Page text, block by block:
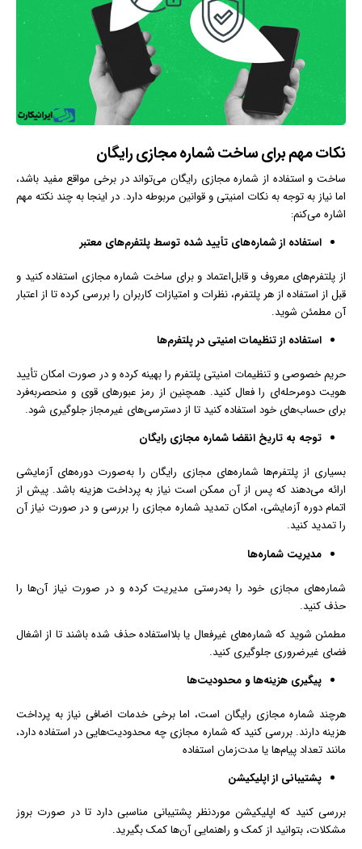
نکات مهم برای ساخت شماره مجازی رایگان
ساخت و استفاده از شماره مجازی رایگان می‌تواند در برخی مواقع مفید باشد،
اما نیاز به توجه به نکات امنیتی و قوانین مربوطه دارد. در اینجا به چند نکته مهم
اشاره می‌کنم:
استفاده از شماره‌های تأیید شده توسط پلتفرم‌های معتبر
از پلتفرم‌های معروف و قابل‌اعتماد و برای ساخت شماره مجازی استفاده کنید و
قبل از استفاده از هر پلتفرم، نظرات و امتیازات کاربران را بررسی کرده تا از اعتبار
آن مطمئن شوید.
استفاده از تنظیمات امنیتی در پلتفرم‌ها
حریم خصوصی و تنظیمات امنیتی پلتفرم را بهینه کرده و در صورت امکان تأیید
هویت دومرحله‌ای را فعال کنید. همچنین از رمز عبورهای قوی و منحصربه‌فرد
برای حساب‌های خود استفاده کنید تا از دسترسی‌های غیرمجاز جلوگیری شود.
توجه به تاریخ انقضا شماره مجازی رایگان
بسیاری از پلتفرم‌ها شماره‌های مجازی رایگان را به‌صورت دوره‌های آزمایشی
ارائه می‌دهند که پس از آن ممکن است نیاز به پرداخت هزینه باشد. پیش از
اتمام دوره آزمایشی، امکان تمدید شماره مجازی را بررسی و در صورت نیاز آن
را تمدید کنید.
مدیریت شماره‌ها
شماره‌های مجازی خود را به‌درستی مدیریت کرده و در صورت نیاز آن‌ها را
حذف کنید.
مطمئن شوید که شماره‌های غیرفعال یا بلااستفاده حذف شده باشند تا از اشغال
فضای غیرضروری جلوگیری کنید.
پیگیری هزینه‌ها و محدودیت‌ها
هرچند شماره مجازی رایگان است، اما برخی خدمات اضافی نیاز به پرداخت
هزینه دارند. بررسی کنید که شماره مجازی چه محدودیت‌هایی در استفاده دارد،
مانند تعداد پیام‌ها یا مدت‌زمان استفاده
پشتیبانی از اپلیکیشن
بررسی کنید که اپلیکیشن موردنظر پشتیبانی مناسبی دارد تا در صورت بروز
مشکلات، بتوانید از کمک و راهنمایی آن‌ها کمک بگیرید.